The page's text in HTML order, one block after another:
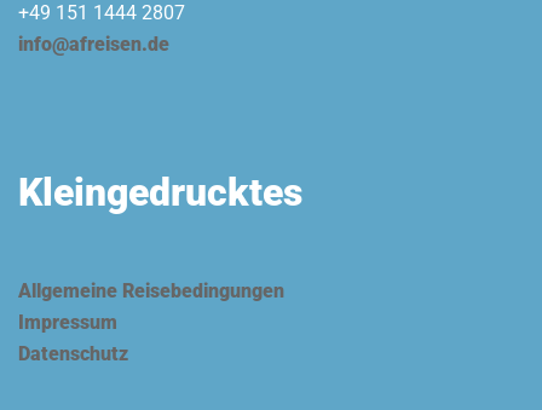
+49 151 1444 2807
info@afreisen.de
Kleingedrucktes
Allgemeine Reisebedingungen
Impressum
Datenschutz